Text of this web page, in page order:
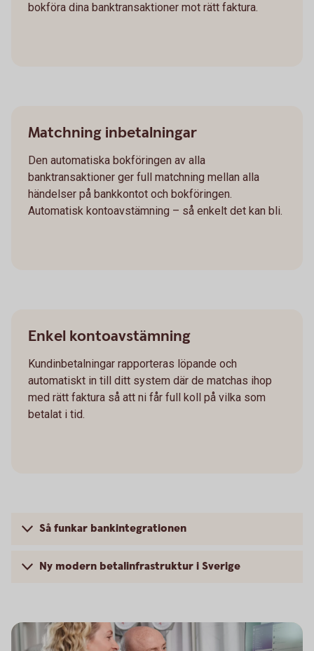
bokföra dina banktransaktioner mot rätt faktura.
Matchning inbetalningar
Den automatiska bokföringen av alla
banktransaktioner ger full matchning mellan alla
händelser på bankkontot och bokföringen.
Automatisk kontoavstämning – så enkelt det kan bli.
Enkel kontoavstämning
Kundinbetalningar rapporteras löpande och
automatiskt in till ditt system där de matchas ihop
med rätt faktura så att ni får full koll på vilka som
betalat i tid.
Så funkar bankintegrationen
Ny modern betalinfrastruktur i Sverige